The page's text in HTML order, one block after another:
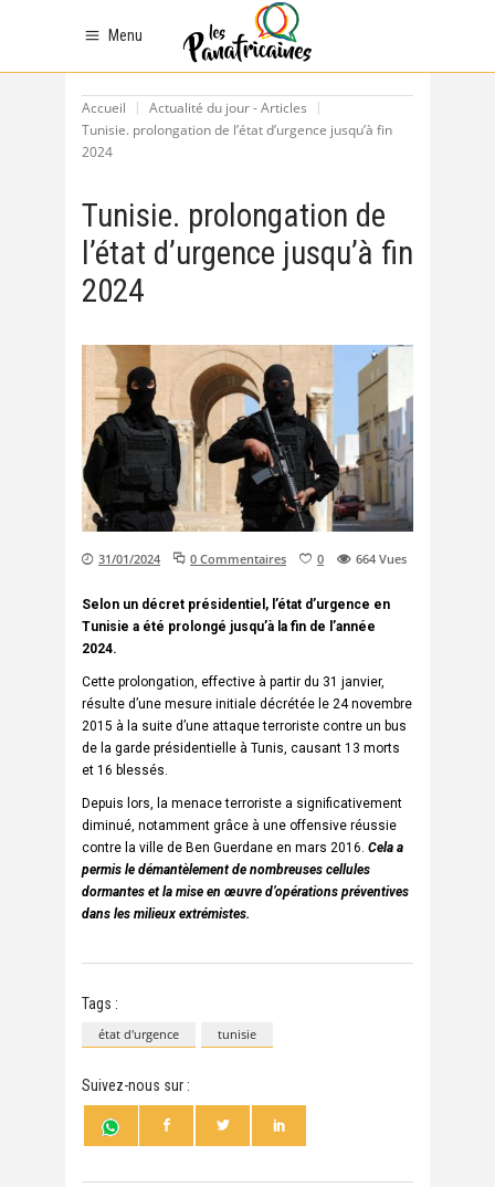
Menu
Accueil
Actualité du jour - Articles
Tunisie. prolongation de l’état d’urgence jusqu’à fin
2024
Tunisie. prolongation de
l’état d’urgence jusqu’à fin
2024
31/01/2024 0 Commentaires 0 664 Vues
Selon un décret présidentiel, l’état d’urgence en
Tunisie a été prolongé jusqu’à la fin de l’année
2024.
Cette prolongation, effective à partir du 31 janvier,
résulte d’une mesure initiale décrétée le 24 novembre
2015 à la suite d’une attaque terroriste contre un bus
de la garde présidentielle à Tunis, causant 13 morts
et 16 blessés.
Depuis lors, la menace terroriste a significativement
diminué, notamment grâce à une offensive réussie
contre la ville de Ben Guerdane en mars 2016. Cela a
permis le démantèlement de nombreuses cellules
dormantes et la mise en œuvre d’opérations préventives
dans les milieux extrémistes.
Tags :
état d'urgence tunisie
Suivez-nous sur :